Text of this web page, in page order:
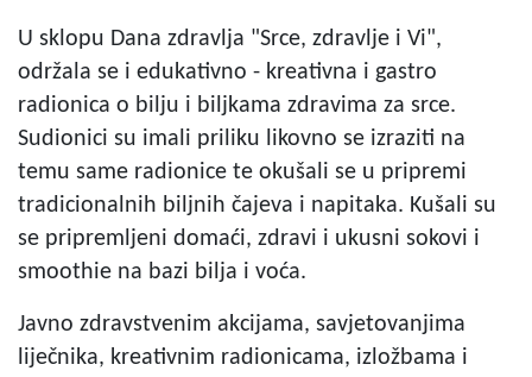
U sklopu Dana zdravlja "Srce, zdravlje i Vi",
održala se i edukativno - kreativna i gastro
radionica o bilju i biljkama zdravima za srce.
Sudionici su imali priliku likovno se izraziti na
temu same radionice te okušali se u pripremi
tradicionalnih biljnih čajeva i napitaka. Kušali su
se pripremljeni domaći, zdravi i ukusni sokovi i
smoothie na bazi bilja i voća.
Javno zdravstvenim akcijama, savjetovanjima
liječnika, kreativnim radionicama, izložbama i